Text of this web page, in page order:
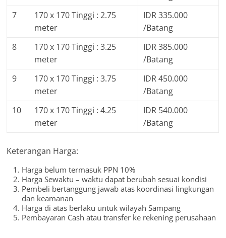
7
170 x 170 Tinggi : 2.75
meter
IDR 335.000
/Batang
8
170 x 170 Tinggi : 3.25
meter
IDR 385.000
/Batang
9
170 x 170 Tinggi : 3.75
meter
IDR 450.000
/Batang
10
170 x 170 Tinggi : 4.25
meter
IDR 540.000
/Batang
Keterangan Harga:
Harga belum termasuk PPN 10%
Harga Sewaktu – waktu dapat berubah sesuai kondisi
Pembeli bertanggung jawab atas koordinasi lingkungan
dan keamanan
Harga di atas berlaku untuk wilayah Sampang
Pembayaran Cash atau transfer ke rekening perusahaan